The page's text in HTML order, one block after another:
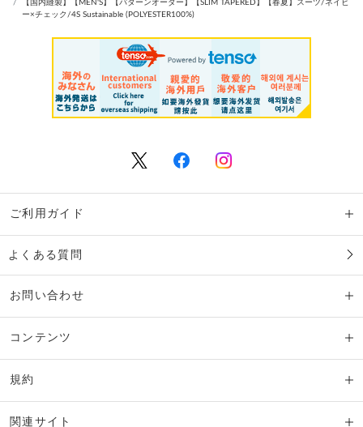
【国内縫製】【MEN'S】【パターンオーダー】【SLIM TAPERED】【春夏】スーツ/ネイビ
ー×チェック/4S Sustainable (POLYESTER100%)
ご利用ガイド
よくある質問
お問い合わせ
コンテンツ
規約
関連サイト